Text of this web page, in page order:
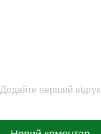
Додайте перший відгук